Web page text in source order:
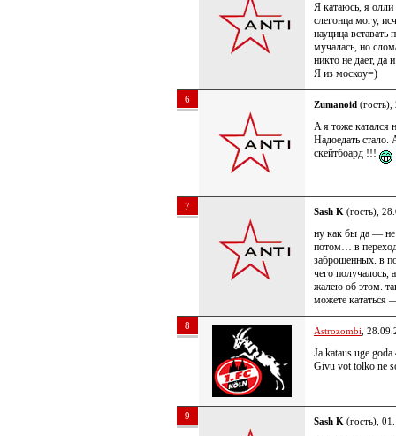
Я катаюсь, я олли
слегонца могу,
науцица
мучалась, но
никто не дает, да
Я из москоу=)
6 Zumanoid
A я тоже катался
Надоедать
скейтбоард !!!
7 Sash K (гость),
ну как бы да — не
потом… в
заброшенных. в
чего получалось,
жалею об этом.
можете кататься
8 Astrozombi ,
Ja kataus uge
Givu vot tolko ne
9 Sash K (гость),